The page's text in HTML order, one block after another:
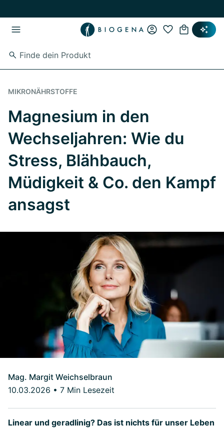
MIKRONÄHRSTOFFE
Magnesium in den
Wechseljahren: Wie du
Stress, Blähbauch,
Müdigkeit & Co. den Kampf
ansagst
Mag. Margit Weichselbraun
10.03.2026 • 7 Min Lesezeit
Linear und geradlinig? Das ist nichts für unser Leben